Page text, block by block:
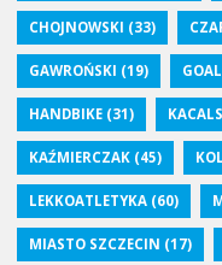
CHOJNOWSKI (33)
GAWROŃSKI (19)
HANDBIKE (31)
KAŹMIERCZAK (45)
LEKKOATLETYKA (60)
MIASTO SZCZECIN (17)